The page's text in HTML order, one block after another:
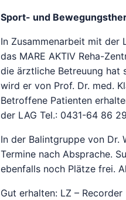
Sport- und
In Zusammenarbeit mit der
das MARE AKTIV Reha-
die ärztliche Betreuung hat
wird er von Prof. Dr. med.
Betroffene Patienten
der LAG Tel.: 0431-64 86
In der Balintgruppe von Dr.
Termine nach Absprache.
ebenfalls noch Plätze frei.
Gut erhalten: LZ –